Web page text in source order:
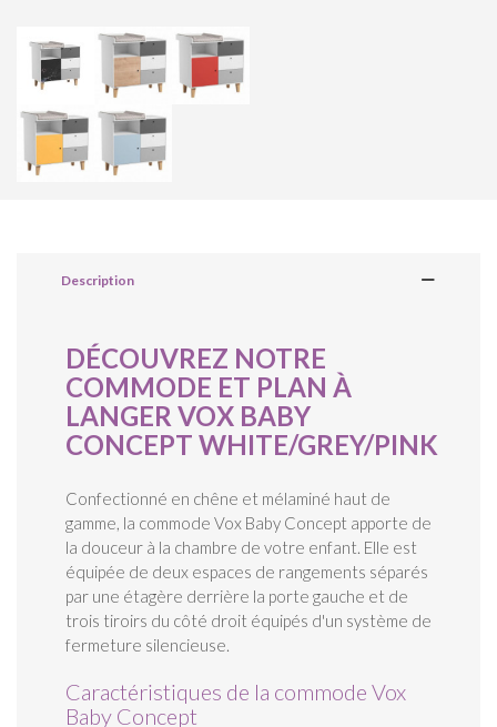
Description
DÉCOUVREZ NOTRE
COMMODE ET PLAN À
LANGER VOX BABY
CONCEPT WHITE/GREY/PINK
Confectionné en chêne et mélaminé haut de
gamme, la commode Vox Baby Concept apporte de
la douceur à la chambre de votre enfant. Elle est
équipée de deux espaces de rangements séparés
par une étagère derrière la porte gauche et de
trois tiroirs du côté droit équipés d'un système de
fermeture silencieuse.
Caractéristiques de la commode Vox
Baby Concept